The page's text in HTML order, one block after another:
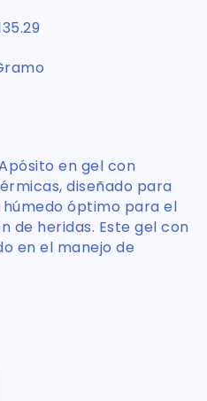
Apósito en gel con
diseñado para
óptimo para el
de heridas. Este gel con
en el manejo de